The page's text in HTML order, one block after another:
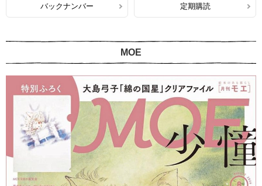
バックナンバー 定期購読
MOE